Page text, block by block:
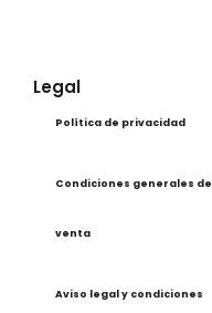
Legal
Política de privacidad
Condiciones generales de
venta
Aviso legal y condiciones